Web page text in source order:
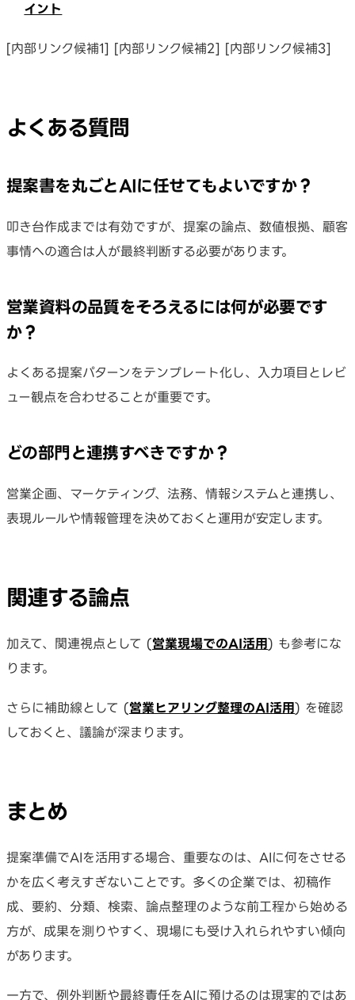
イント
[内部リンク候補1] [内部リンク候補2] [内部リンク候補3]
よくある質問
提案書を丸ごとAIに任せてもよいですか？
叩き台作成までは有効ですが、提案の論点、数値根拠、顧客
事情への適合は人が最終判断する必要があります。
営業資料の品質をそろえるには何が必要です
か？
よくある提案パターンをテンプレート化し、入力項目とレビ
ュー観点を合わせることが重要です。
どの部門と連携すべきですか？
営業企画、マーケティング、法務、情報システムと連携し、
表現ルールや情報管理を決めておくと運用が安定します。
関連する論点
加えて、関連視点として (営業現場でのAI活用) も参考にな
ります。
さらに補助線として (営業ヒアリング整理のAI活用) を確認
しておくと、議論が深まります。
まとめ
提案準備でAIを活用する場合、重要なのは、AIに何をさせる
かを広く考えすぎないことです。多くの企業では、初稿作
成、要約、分類、検索、論点整理のような前工程から始める
方が、成果を測りやすく、現場にも受け入れられやすい傾向
があります。
一方で、例外判断や最終責任をAIに預けるのは現実的ではあ